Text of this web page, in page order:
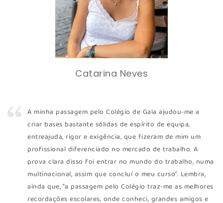
Catarina Neves
A minha passagem pelo Colégio de Gaia ajudou-me a
criar bases bastante sólidas de espírito de equipa,
entreajuda, rigor e exigência, que fizeram de mim um
profissional diferenciado no mercado de trabalho. A
prova clara disso foi entrar no mundo do trabalho, numa
multinacional, assim que concluí o meu curso”. Lembra,
ainda que, “a passagem pelo Colégio traz-me as melhores
recordações escolares, onde conheci, grandes amigos e